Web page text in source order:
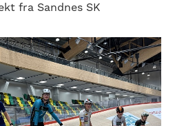
fra Sandnes SK